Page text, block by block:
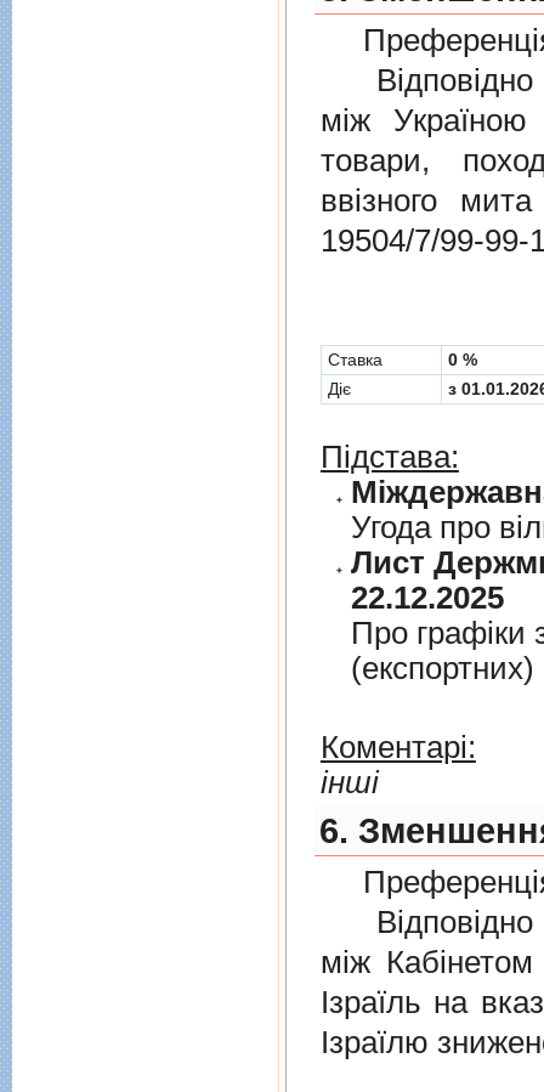
Відповідно
мiж Україною
товари,
ввізного
19504/7/99-99-
Cтавка
0 %
Діє
з
Підстава:
Угода про
Лист
22.12.2025
Про графiки
Коментарі:
інші
6.
Відповідно
мiж Кабінетом
Ізраїль на
Ізраїлю